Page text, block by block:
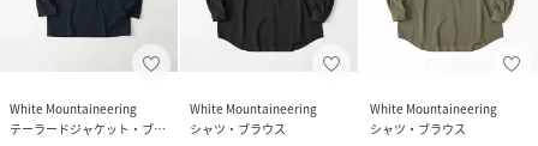
White Mountaineering
テーラードジャケット・ブレザー
White Mountaineering
シャツ・ブラウス
White Mountaineering
シャツ・ブラウス